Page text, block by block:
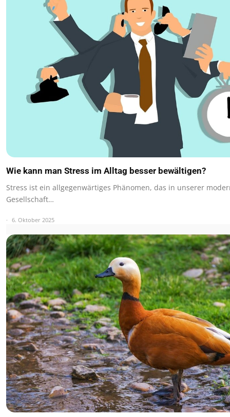
Wie kann man Stress im Alltag besser bewältigen?
Stress ist ein allgegenwärtiges Phänomen, das in unserer
Gesellschaft…
6. Oktober 2025